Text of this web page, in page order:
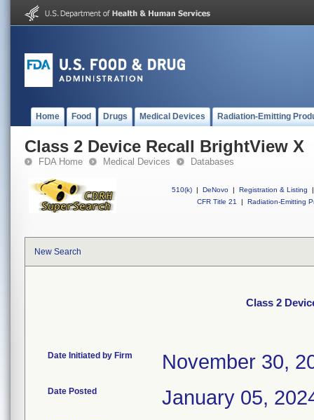
Home Food Drugs Medical Devices Radiation-Emitting
Class 2 Device Recall BrightView X
FDA Home Medical Devices Databases
510(k) | DeNovo | Registration & Listing
|
CFR Title 21
| Radiation-Emitting
New Search
Class 2
Date Initiated by Firm November 30,
Date Posted January 05,